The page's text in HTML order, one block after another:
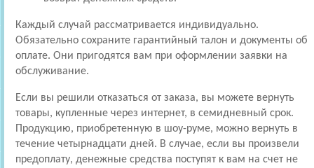
Каждый случай рассматривается индивидуально.
Обязательно сохраните гарантийный талон и документы об
оплате. Они пригодятся вам при оформлении заявки на
обслуживание.
Если вы решили отказаться от заказа, вы можете вернуть
товары, купленные через интернет, в семидневный срок.
Продукцию, приобретенную в шоу-руме, можно вернуть в
течение четырнадцати дней. В случае, если вы произвели
предоплату, денежные средства поступят к вам на счет не